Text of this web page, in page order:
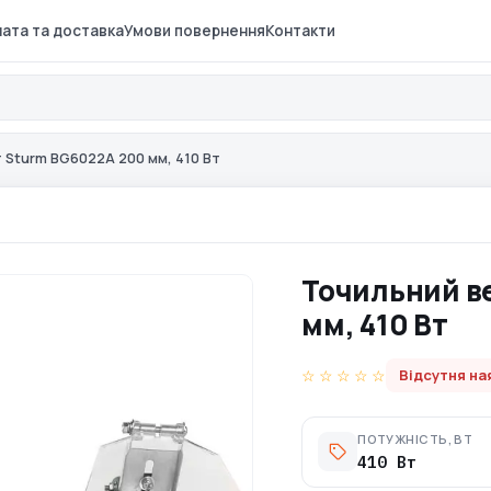
та доставкаУмови поверненняКонтакти
Sturm BG6022A 200 мм, 410 Вт
Точильний
мм, 410 Вт
☆ ☆ ☆ ☆ ☆ Відсутня
ПОТУЖНІСТЬ, ВТ
410 Вт